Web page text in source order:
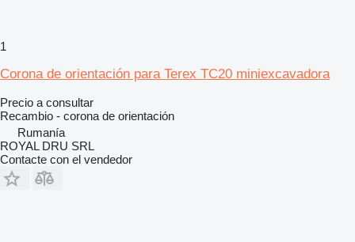
1
Corona de orientación para Terex TC20 miniexcavadora
Precio a consultar
Recambio - corona de orientación
Rumanía
ROYAL DRU SRL
Contacte con el vendedor